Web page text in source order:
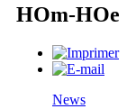
HOm-HOe
News